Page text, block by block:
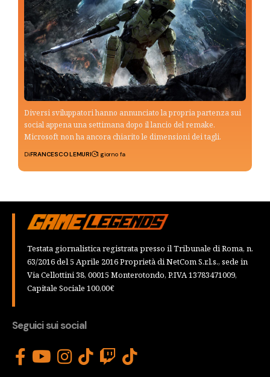
Diversi sviluppatori hanno annunciato la propria partenza sui
social appena una settimana dopo il lancio del remake.
Microsoft non ha ancora chiarito le dimensioni dei tagli.
DiFRANCESCO LEMURI 1 giorno fa
Testata giornalistica registrata presso il Tribunale di Roma, n.
63/2016 del 5 Aprile 2016 Proprietà di NetCom S.r.l.s., sede in
Via Cellottini 38, 00015 Monterotondo, P.IVA 13783471009,
Capitale Sociale 100,00€
Seguici sui social